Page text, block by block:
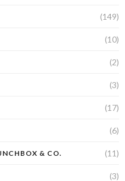
(149)
(10)
(2)
(3)
(17)
(6)
& CO. (11)
(3)